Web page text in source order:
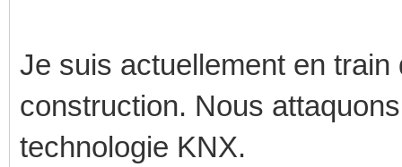
Je suis actuellement en
construction. Nous
technologie KNX.